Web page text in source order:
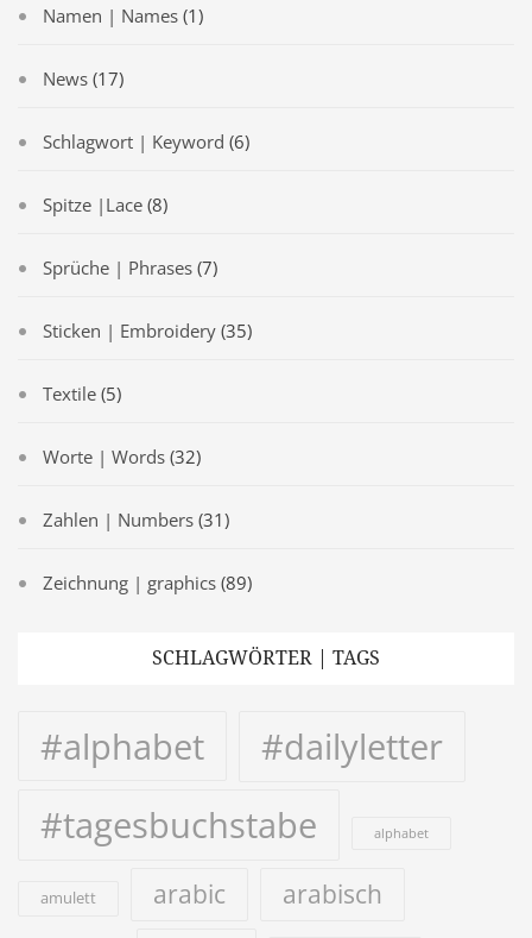
Namen | Names (1)
News (17)
Schlagwort | Keyword (6)
Spitze |Lace (8)
Sprüche | Phrases (7)
Sticken | Embroidery (35)
Textile (5)
Worte | Words (32)
Zahlen | Numbers (31)
Zeichnung | graphics (89)
SCHLAGWÖRTER | TAGS
#alphabet
#dailyletter
#tagesbuchstabe
alphabet
amulett arabic arabisch